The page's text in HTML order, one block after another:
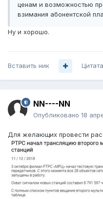
ценам и возможностью
взимания абонентской
Ну и хорошо.
Вставить ник Цитата
NN----NN
Опубликовано 18
Для желающих провести